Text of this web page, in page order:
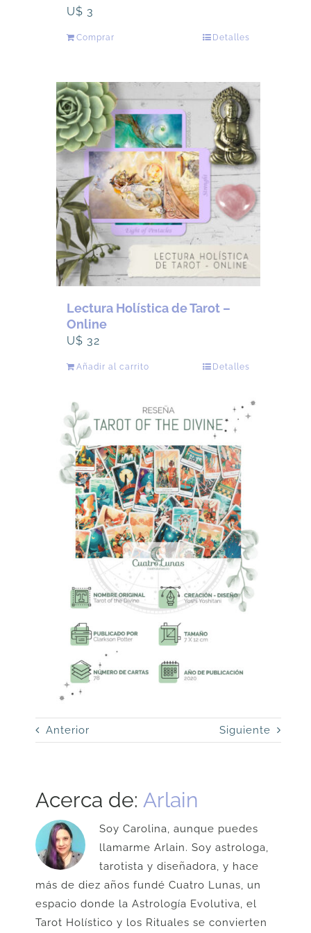
U$ 3
Comprar Detalles
Lectura Holística de Tarot –
Online
U$ 32
Añadir al carrito Detalles
Anterior Siguiente
Acerca de: Arlain
Soy Carolina, aunque puedes
llamarme Arlain. Soy astrologa,
tarotista y diseñadora, y hace
más de diez años fundé Cuatro Lunas, un
espacio donde la Astrología Evolutiva, el
Tarot Holístico y los Rituales se convierten